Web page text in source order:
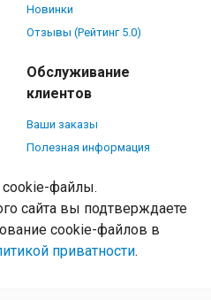
Новинки
Отзывы (Рейтинг 5.0)
Обслуживание
клиентов
Ваши заказы
Полезная информация
cookie-файлы.
сайта вы подтверждаете
cookie-файлов в
приватности.